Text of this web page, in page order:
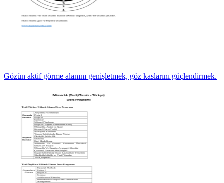
Gözün aktif görme alanını genişletmek, göz kaslarını güçlendirmek.